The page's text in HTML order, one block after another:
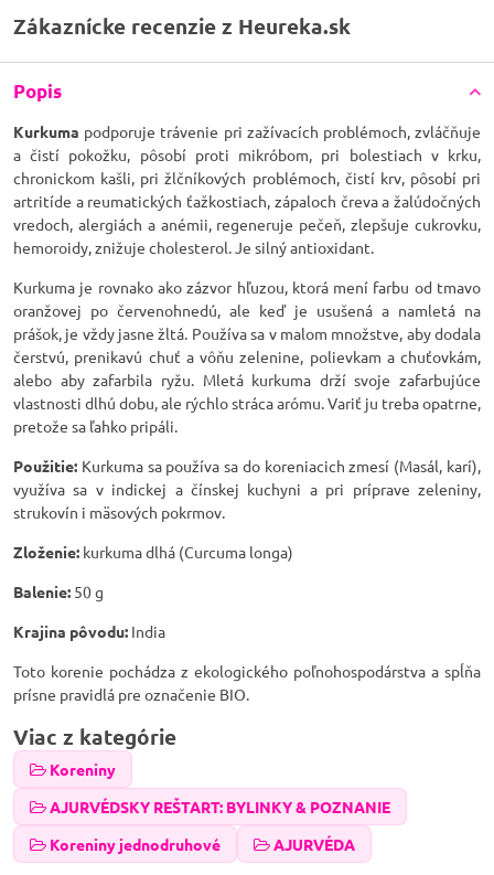
Zákaznícke recenzie z Heureka.sk
Popis
Kurkuma podporuje trávenie pri zažívacích problémoch, zvláčňuje
a čistí pokožku, pôsobí proti mikróbom, pri bolestiach v krku,
chronickom kašli, pri žlčníkových problémoch, čistí krv, pôsobí pri
artritíde a reumatických ťažkostiach, zápaloch čreva a žalúdočných
vredoch, alergiách a anémii, regeneruje pečeň, zlepšuje cukrovku,
hemoroidy, znižuje cholesterol. Je silný antioxidant.
Kurkuma je rovnako ako zázvor hľuzou, ktorá mení farbu od tmavo
oranžovej po červenohnedú, ale keď je usušená a namletá na
prášok, je vždy jasne žltá. Používa sa v malom množstve, aby dodala
čerstvú, prenikavú chuť a vôňu zelenine, polievkam a chuťovkám,
alebo aby zafarbila ryžu. Mletá kurkuma drží svoje zafarbujúce
vlastnosti dlhú dobu, ale rýchlo stráca arómu. Variť ju treba opatrne,
pretože sa ľahko pripáli.
Použitie: Kurkuma sa používa sa do koreniacich zmesí (Masál, karí),
využíva sa v indickej a čínskej kuchyni a pri príprave zeleniny,
strukovín i mäsových pokrmov.
Zloženie: kurkuma dlhá (Curcuma longa)
Balenie: 50 g
Krajina pôvodu: India
Toto korenie pochádza z ekologického poľnohospodárstva a spĺňa
prísne pravidlá pre označenie BIO.
Viac z kategórie
Koreniny
AJURVÉDSKY REŠTART: BYLINKY & POZNANIE
Koreniny jednodruhové
AJURVÉDA